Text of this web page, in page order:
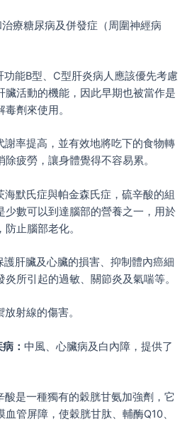
療糖尿病及併發症（周圍神經病
功能B型、C型肝炎病人應該優先考慮
臟活動的機能，因此早期也被當作是
劑來使用。
謝率提高，並有效地將吃下的食物轉
疲勞，讓身體覺得不容易累。
海默氏症與帕金森氏症，硫辛酸的組
少數可以到達腦部的營養之一，用於
止腦部老化。
護肝臟及心臟的損害、抑制體內癌細
所引起的過敏、關節炎及氣喘等。
放射線的傷害。
： 中風、心臟病及白內障，提供了
酸是一種獨有的穀胱甘氨加強劑，它
管屏障，使穀胱甘肽、輔酶Q10、